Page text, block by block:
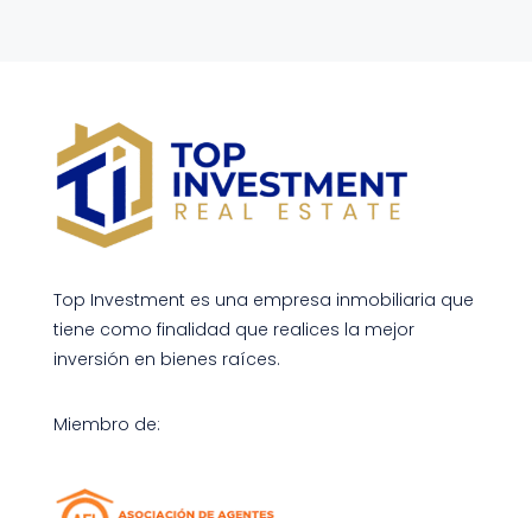
Top Investment es una empresa inmobiliaria que
tiene como finalidad que realices la mejor
inversión en bienes raíces.
Miembro de: